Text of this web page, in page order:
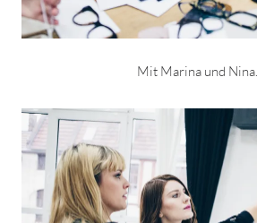
Mit Marina und Nina…